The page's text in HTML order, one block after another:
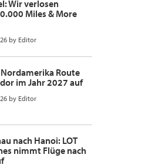
Wir verlosen
Miles & More
by Editor
Route
im Jahr 2027 auf
by Editor
nach Hanoi: LOT
nimmt Flüge nach